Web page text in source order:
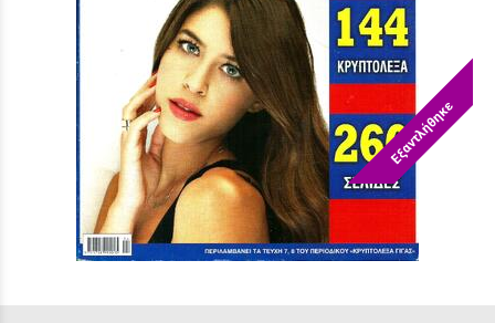
Εξαντλήθηκε
ΚΡΥΠΤΟΛΕΞΑ ΓΙΓΑΣ ΝΟ 4
3,90 €